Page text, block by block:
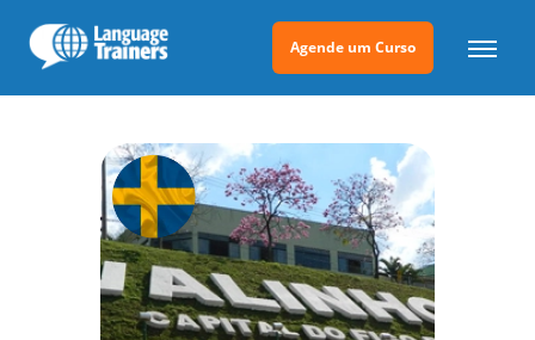
Agende um Curso